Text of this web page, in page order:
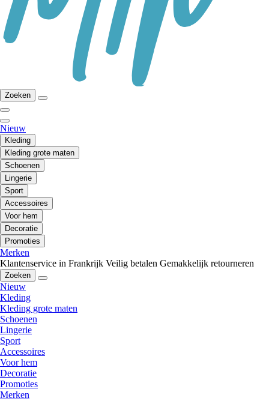
Zoeken
Nieuw
Kleding
Kleding grote maten
Schoenen
Lingerie
Sport
Accessoires
Voor hem
Decoratie
Promoties
Merken
Klantenservice in Frankrijk Veilig betalen Gemakkelijk retourneren
Zoeken
Nieuw
Kleding
Kleding grote maten
Schoenen
Lingerie
Sport
Accessoires
Voor hem
Decoratie
Promoties
Merken